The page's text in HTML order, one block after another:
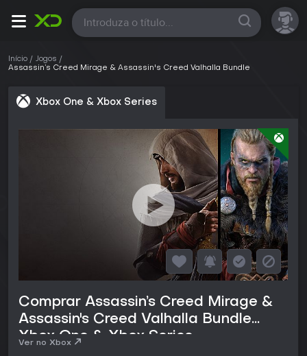
Todas
Início
Jogos
Assassin’s Creed Mirage & Assassin's Creed Valhalla Bundle
Xbox One & Xbox Series
Comprar Assassin’s Creed Mirage &
Assassin's Creed Valhalla Bundle
Xbox One & Xbox Series
Ver no Xbox